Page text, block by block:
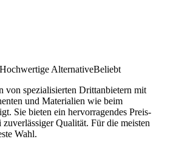
AlternativeBeliebt
von spezialisierten Drittanbietern mit
und Materialien wie beim
Sie bieten ein hervorragendes Preis-
Qualität. Für die meisten
Wahl.